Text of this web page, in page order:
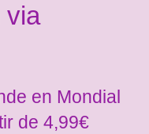
via
en Mondial
de 4,99€